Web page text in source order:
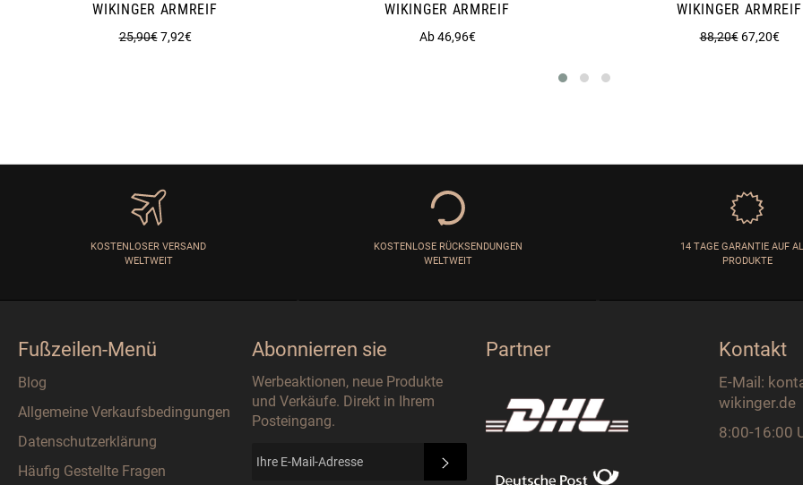
WIKINGER ARMREIF
Normaler
25,90€Sonderpreis
7,92€
WIKINGER ARMREIF
Ab 46,96€
WIKINGER ARMREIF
Normaler
88,20€Sonderpreis
67,20€
KOSTENLOSER VERSAND
WELTWEIT
KOSTENLOSE RÜCKSENDUNGEN
WELTWEIT
14 TAGE GARANTIE AUF
PRODUKTE
Fußzeilen-Menü
Blog
Allgemeine Verkaufsbedingungen
Datenschutzerklärung
Häufig Gestellte Fragen
Abonnierren sie
Werbeaktionen, neue Produkte
und Verkäufe. Direkt in Ihrem
Posteingang.
Partner Kontakt
E-Mail:
wikinger.de
8:00-16:00